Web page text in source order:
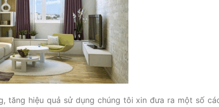
tăng hiệu quả sử dụng chúng tôi xin đưa ra một số